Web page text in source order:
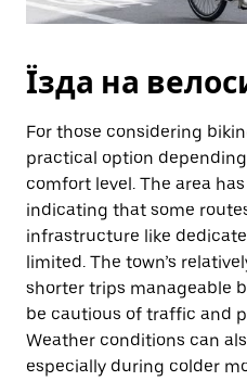
Їзда на
For those considering
practical option
comfort level. The area
indicating that some
infrastructure like
limited. The town’s
shorter trips manageable
be cautious of traffic and
Weather conditions can
especially during colder